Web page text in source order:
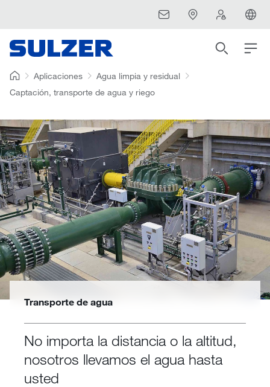
Aplicaciones
Agua limpia y residual
Captación, transporte de agua y riego
Transporte de agua
No importa la distancia o la altitud,
nosotros llevamos el agua hasta
usted